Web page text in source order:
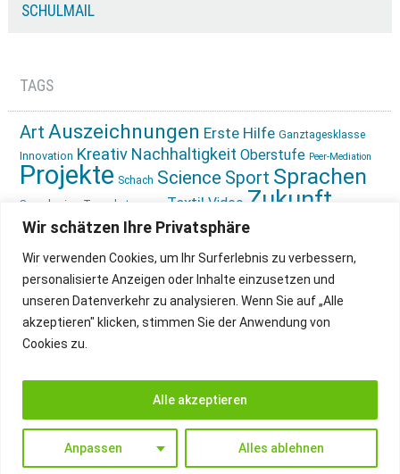
Wir schätzen Ihre Privatsphäre
Wir verwenden Cookies, um Ihr Surferlebnis zu verbessern,
personalisierte Anzeigen oder Inhalte einzusetzen und
unseren Datenverkehr zu analysieren. Wenn Sie auf „Alle
akzeptieren" klicken, stimmen Sie der Anwendung von
Cookies zu.
Anpassen Alles ablehnen
Alle akzeptieren
SCHULMAIL
TAGS
Art Auszeichnungen Erste Hilfe Ganztagesklasse
Innovation Kreativ Nachhaltigkeit Oberstufe Peer-Mediation
Projekte Schach Science Sport Sprachen
Sprachreise Tagesbetreuung Textil Video Zukunft
gestalten Ökologie
IMPRESSUM